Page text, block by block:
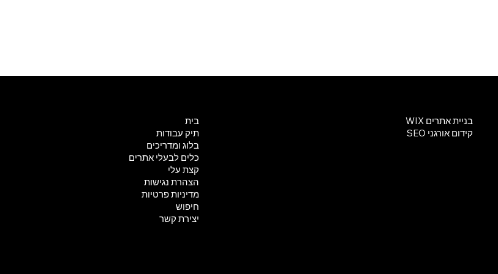
בניית אתרים WIX
קידום אורגני SEO
בית
תיק עבודות
בלוג ומדריכים
כלים לבעלי אתרים
קצת עלי
הצהרת נגישות
מדיניות פרטיות
חיפוש
יצירת קשר